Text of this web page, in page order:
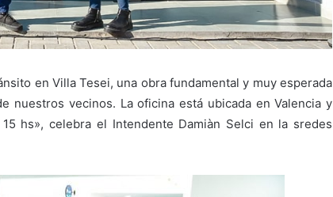
en Villa Tesei, una obra fundamental y muy esperada
nuestros vecinos. La oficina está ubicada en Valencia y
hs», celebra el Intendente Damiàn Selci en la sredes